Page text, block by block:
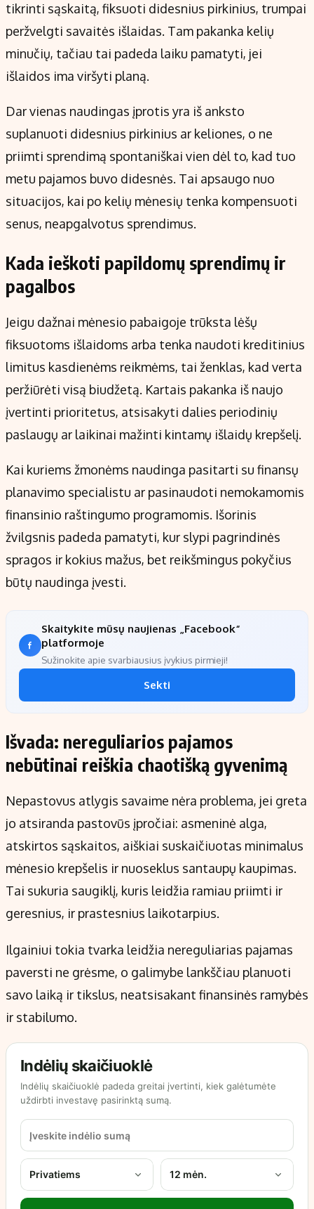
tikrinti sąskaitą, fiksuoti didesnius pirkinius, trumpai
peržvelgti savaitės išlaidas. Tam pakanka kelių
minučių, tačiau tai padeda laiku pamatyti, jei
išlaidos ima viršyti planą.
Dar vienas naudingas įprotis yra iš anksto
suplanuoti didesnius pirkinius ar keliones, o ne
priimti sprendimą spontaniškai vien dėl to, kad tuo
metu pajamos buvo didesnės. Tai apsaugo nuo
situacijos, kai po kelių mėnesių tenka kompensuoti
senus, neapgalvotus sprendimus.
Kada ieškoti papildomų sprendimų ir
pagalbos
Jeigu dažnai mėnesio pabaigoje trūksta lėšų
fiksuotoms išlaidoms arba tenka naudoti kreditinius
limitus kasdienėms reikmėms, tai ženklas, kad verta
peržiūrėti visą biudžetą. Kartais pakanka iš naujo
įvertinti prioritetus, atsisakyti dalies periodinių
paslaugų ar laikinai mažinti kintamų išlaidų krepšelį.
Kai kuriems žmonėms naudinga pasitarti su finansų
planavimo specialistu ar pasinaudoti nemokamomis
finansinio raštingumo programomis. Išorinis
žvilgsnis padeda pamatyti, kur slypi pagrindinės
spragos ir kokius mažus, bet reikšmingus pokyčius
būtų naudinga įvesti.
Skaitykite mūsų naujienas „Facebook“
platformoje
Sužinokite apie svarbiausius įvykius pirmieji!
Sekti
Išvada: nereguliarios pajamos
nebūtinai reiškia chaotišką gyvenimą
Nepastovus atlygis savaime nėra problema, jei greta
jo atsiranda pastovūs įpročiai: asmeninė alga,
atskirtos sąskaitos, aiškiai suskaičiuotas minimalus
mėnesio krepšelis ir nuoseklus santaupų kaupimas.
Tai sukuria saugiklį, kuris leidžia ramiau priimti ir
geresnius, ir prastesnius laikotarpius.
Ilgainiui tokia tvarka leidžia nereguliarias pajamas
paversti ne grėsme, o galimybe lankščiau planuoti
savo laiką ir tikslus, neatsisakant finansinės ramybės
ir stabilumo.